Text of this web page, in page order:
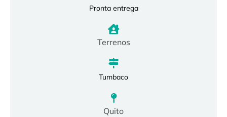
Pronta entrega
Terrenos
Tumbaco
Quito